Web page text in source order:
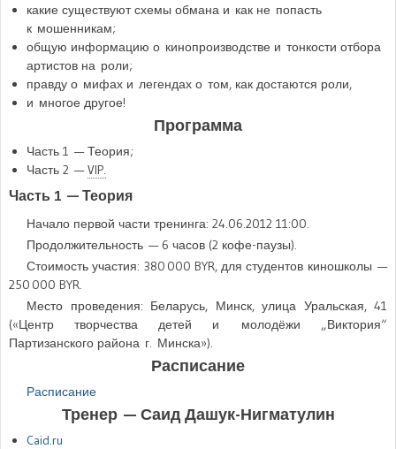
какие существуют схемы обмана и как не попасть
к мошенникам;
общую информацию о кинопроизводстве и тонкости отбора
артистов на роли;
правду о мифах и легендах о том, как достаются роли,
и многое другое!
Программа
Часть 1 — Теория;
Часть 2 —VIP.
Часть 1 — Теория
Начало первой части тренинга: 24.06.2012 11:00.
Продолжительность — 6 часов (2 кофе-паузы).
Стоимость участия: 380 000 BYR, для студентов киношколы —
250 000 BYR.
Место проведения: Беларусь, Минск, улица Уральская, 41
(«Центр творчества детей и молодёжи „Виктория“
Партизанского района г. Минска»).
Расписание
Расписание
Тренер — Саид Дашук-Нигматулин
Caid.ru